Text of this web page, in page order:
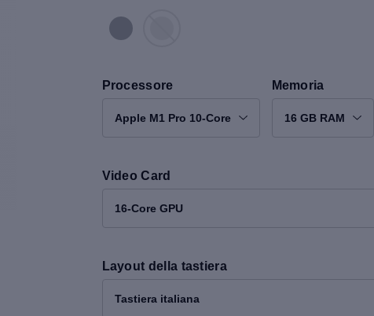
Processore
Apple M1 Pro 10-Core
Memoria
16 GB RAM
Video Card
16-Core GPU
Layout della tastiera
Tastiera italiana